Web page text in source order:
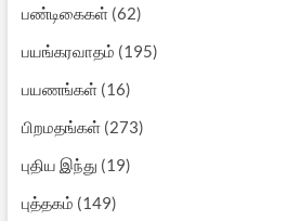
பண்டிகைகள்(62)
பயங்கரவாதம் (195)
பயணங்கள்(16)
பிறமதங்கள்(273)
புதிய இந்து (19)
புத்தகம் (149)